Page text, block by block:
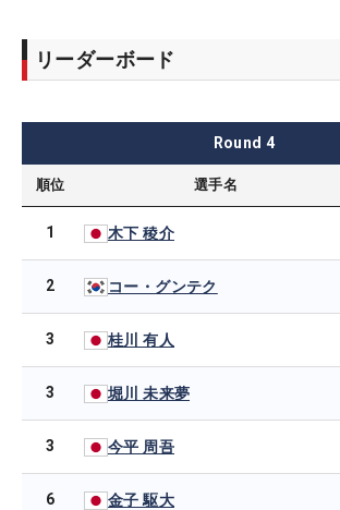
リーダーボード
Round 4
順位 選手名
1 木下 稜介
2 コー・グンテク
3 桂川 有人
3 堀川 未来夢
3 今平 周吾
6 金子 駆大